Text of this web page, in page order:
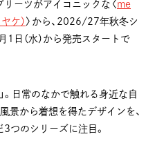
ーツがアイコニックな〈 me
ケ） 〉から、2026/27年秋冬シ
日（水）から発売スタートで
。日常のなかで触れる身近な自
景から着想を得たデザインを、
つのシリーズに注目。